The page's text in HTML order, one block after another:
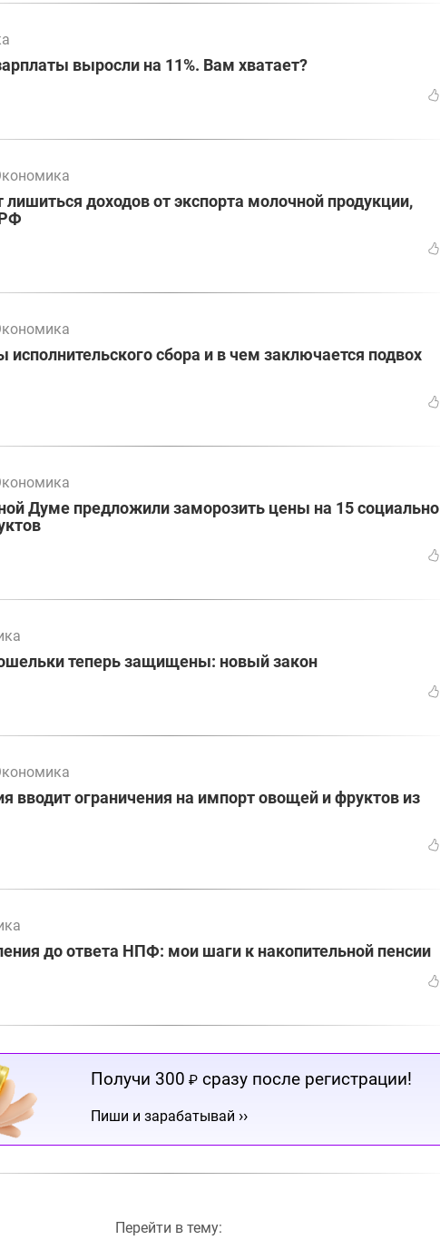
выросли на 11%. Вам хватает?
доходов от экспорта молочной продукции,
сбора и в чем заключается подвох
Думе предложили заморозить цены на 15 социально
теперь защищены: новый закон
вводит ограничения на импорт овощей и фруктов из
до ответа НПФ: мои шаги к накопительной пенсии
Получи 300 ₽ сразу после регистрации!
Пиши и зарабатывай ››
Перейти в тему: